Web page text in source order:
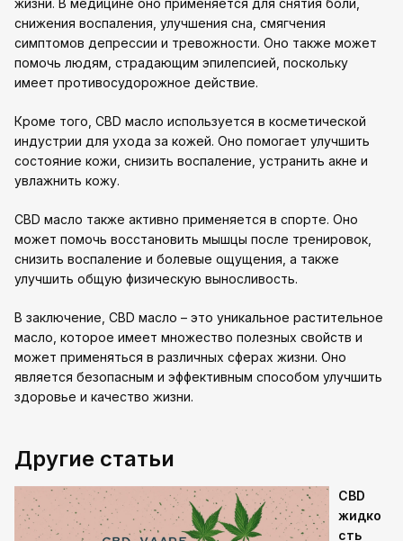
снижения воспаления, улучшения сна, смягчения
симптомов депрессии и тревожности. Оно также может
помочь людям, страдающим эпилепсией, поскольку
имеет противосудорожное действие.
Кроме того, CBD масло используется в косметической
индустрии для ухода за кожей. Оно помогает улучшить
состояние кожи, снизить воспаление, устранить акне и
увлажнить кожу.
CBD масло также активно применяется в спорте. Оно
может помочь восстановить мышцы после тренировок,
снизить воспаление и болевые ощущения, а также
улучшить общую физическую выносливость.
В заключение, CBD масло – это уникальное растительное
масло, которое имеет множество полезных свойств и
может применяться в различных сферах жизни. Оно
является безопасным и эффективным способом улучшить
здоровье и качество жизни.
Другие статьи
CBD
жидко
сть